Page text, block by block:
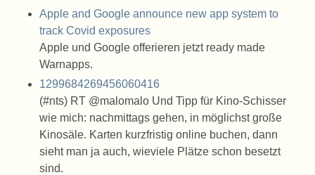
Apple and Google announce new app system to
track Covid exposures
Apple und Google offerieren jetzt ready made
Warnapps.
1299684269456060416
(#nts) RT @malomalo Und Tipp für Kino-Schisser
wie mich: nachmittags gehen, in möglichst große
Kinosäle. Karten kurzfristig online buchen, dann
sieht man ja auch, wieviele Plätze schon besetzt
sind.